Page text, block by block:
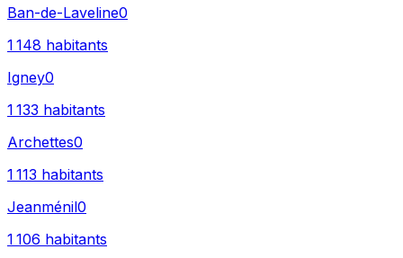
Ban-de-Laveline0
1 148 habitants
Igney0
1 133 habitants
Archettes0
1 113 habitants
Jeanménil0
1 106 habitants